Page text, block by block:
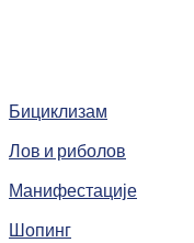
Бициклизам
Лов и риболов
Манифестације
Шопинг